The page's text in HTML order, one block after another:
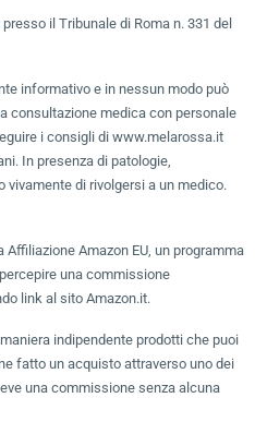
il Tribunale di Roma n. 331 del
informativo e in nessun modo può
consultazione medica con personale
i consigli di www.melarossa.it
In presenza di patologie,
vivamente di rivolgersi a un medico.
Amazon EU, un programma
una commissione
link al sito Amazon.it.
indipendente prodotti che puoi
fatto un acquisto attraverso uno dei
una commissione senza alcuna